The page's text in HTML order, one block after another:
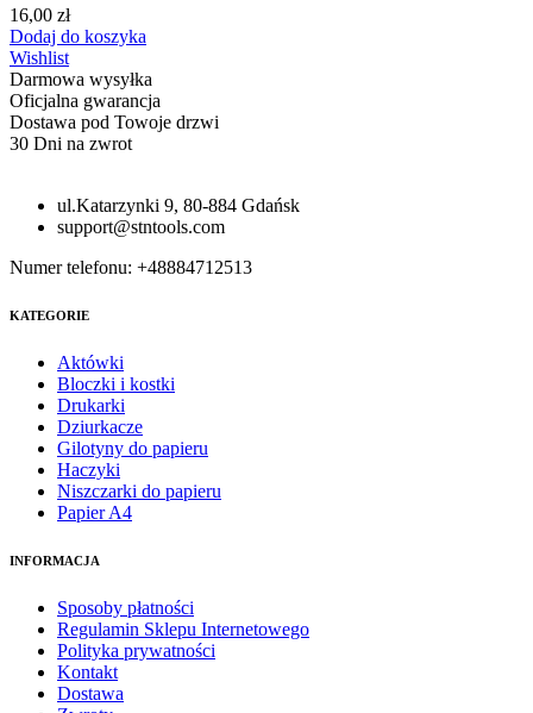
16,00 zł
Dodaj do koszyka
Wishlist
Darmowa wysyłka
Oficjalna gwarancja
Dostawa pod Towoje drzwi
30 Dni na zwrot
ul.Katarzynki 9, 80-884 Gdańsk
support@stntools.com
Numer telefonu: +48884712513
KATEGORIE
Aktówki
Bloczki i kostki
Drukarki
Dziurkacze
Gilotyny do papieru
Haczyki
Niszczarki do papieru
Papier A4
INFORMACJA
Sposoby płatności
Regulamin Sklepu Internetowego
Polityka prywatności
Kontakt
Dostawa